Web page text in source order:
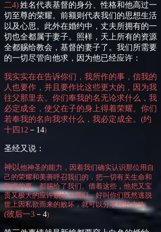
二4)姓名代表基督的身分、性格和他高过一
切至尊的荣耀。前额则代表我们的思想生活
以及心思。此外在婚约中，丈夫所拥有的一
切也全都属于妻子。照样，天上所有的资源
全都赐给教会，基督的妻子了。我们所需要
的一切尽管向他求，因为他已经应许：
我实实在在告诉你们，我所作的事，信我的
人也要作，并且要作比这些更大的，因为我
往父那里去。你们奉我的名无论求什么，我
必定成全，使父在子的身上得着荣耀。你们
若奉我的名向我求什么，我必定成全。 (约
十四12 － 14)
圣经又说：
神以他神圣的能力，因着我们确实认识那位用自
己的荣耀和美善呼召我们的，把一切有关生命和
敬虔的事，都赐给了我们。借着这些， 他把又宝
贵又极大的应许赐给了我们，好叫你们既然逃脱
世上因私欲而来的败坏，就可以分享神的本性。
(彼后一3 － 4)